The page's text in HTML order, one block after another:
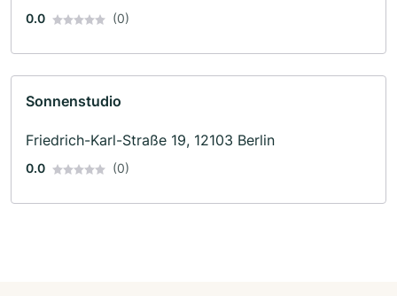
0.0 (0)
Sonnenstudio
Friedrich-Karl-Straße 19, 12103 Berlin
0.0 (0)